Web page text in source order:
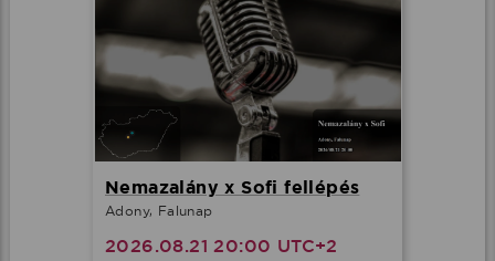
Nemazalány x Sofi fellépés
Adony, Falunap
2026.08.21 20:00 UTC+2